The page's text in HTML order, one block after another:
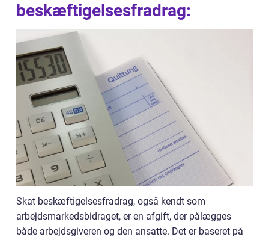
beskæftigelsesfradrag:
Skat beskæftigelsesfradrag, også kendt som
arbejdsmarkedsbidraget, er en afgift, der pålægges
både arbejdsgiveren og den ansatte. Det er baseret på